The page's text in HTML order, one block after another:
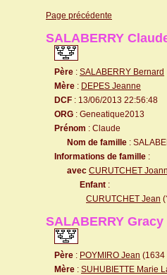
Page précédente
SALABERRY
Père : SALABERRY Bernard
Mère : DEPES Jeanne
DCF : 13/06/2013 22:56:48
ORG : Geneatique2013
Prénom : Claude
Nom de famille :
Informations de famille :
avec CURUTCHET
Enfant :
CURUTCHET Jean
SALABERRY Gracy
Père : POYMIRO Jean (1634
Mère : SUHUBIETTE Marie